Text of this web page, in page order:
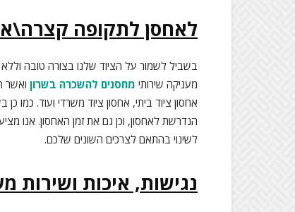
לאחסן לתקופה
בשביל לשמור על הציוד שלנו בצורה טובה
מעניקה שירותי מחסנים להשכרה בשרון ואשר
אחסון ציוד ביתי, אחסון ציוד משרדי ועוד. כמו
לשינוי בהתאם לצרכים השונים שלכם.
נגישות, איכות ושירות